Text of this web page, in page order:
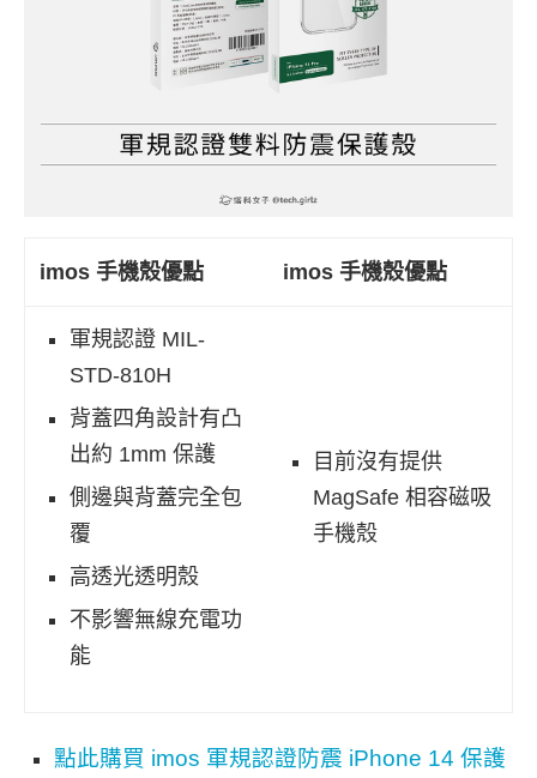
imos 手機殼優點 imos 手機殼優點
軍規認證 MIL-
STD-810H
背蓋四角設計有凸
出約 1mm 保護
側邊與背蓋完全包
覆
高透光透明殼
不影響無線充電功
能
目前沒有提供
MagSafe 相容磁吸
手機殼
點此購買 imos 軍規認證防震 iPhone 14 保護